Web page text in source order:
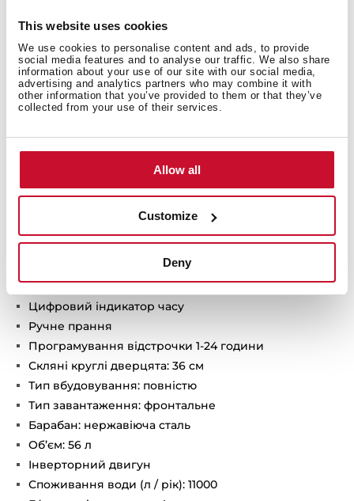
This website uses cookies
We use cookies to personalise content and ads, to provide
social media features and to analyse our traffic. We also share
information about your use of our site with our social media,
advertising and analytics partners who may combine it with
other information that you’ve provided to them or that they’ve
collected from your use of their services.
Allow all
Customize
Deny
Технічні данні
Максимальне завантаження білизни:
- прання : 8 кг
Швидкість віджиму: 1400 об / хв
13 програм прання + 2 сушки
Електронна панель управління, цифровий
дисплей
Конденсаційна сушка з датчиком вологості
Електронне управління пранням (Fuzzy Logic)
Цифровий індикатор часу
Ручне прання
Програмування відстрочки 1-24 години
Скляні круглі дверцята: 36 см
Тип вбудовування: повністю
Тип завантаження: фронтальне
Барабан: нержавіюча сталь
Об’єм: 56 л
Інверторний двигун
Споживання води (л / рік): 11000